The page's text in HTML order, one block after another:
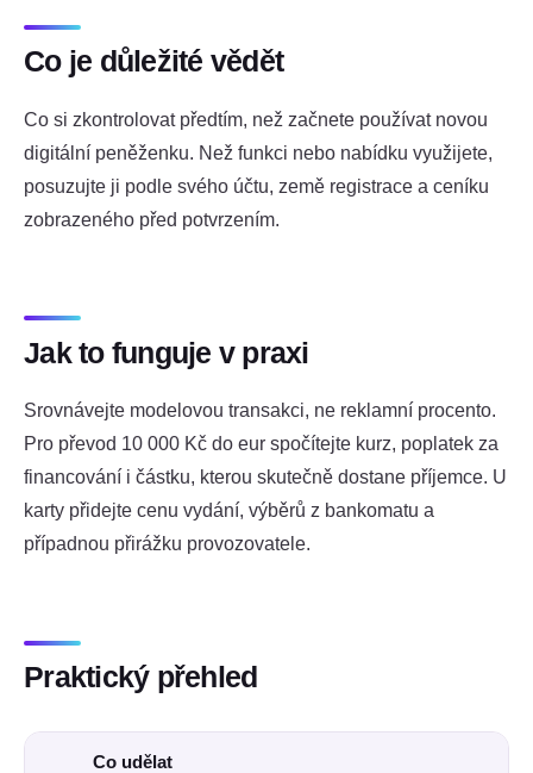
Co je důležité vědět
Co si zkontrolovat předtím, než začnete používat novou
digitální peněženku. Než funkci nebo nabídku využijete,
posuzujte ji podle svého účtu, země registrace a ceníku
zobrazeného před potvrzením.
Jak to funguje v praxi
Srovnávejte modelovou transakci, ne reklamní procento.
Pro převod 10 000 Kč do eur spočítejte kurz, poplatek za
financování i částku, kterou skutečně dostane příjemce. U
karty přidejte cenu vydání, výběrů z bankomatu a
případnou přirážku provozovatele.
Praktický přehled
Co udělat